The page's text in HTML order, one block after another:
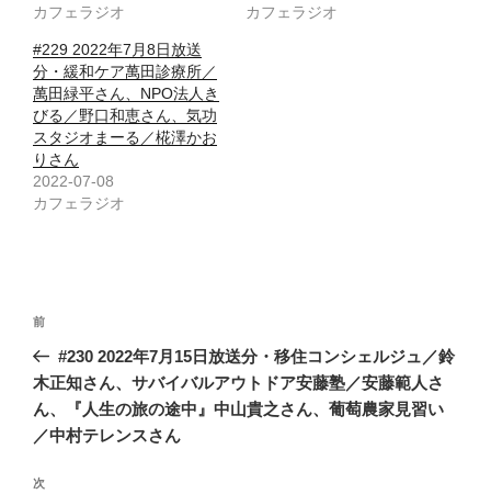
カフェラジオ
カフェラジオ
#229 2022年7月8日放送
分・緩和ケア萬田診療所／
萬田緑平さん、NPO法人き
びる／野口和恵さん、気功
スタジオまーる／椛澤かお
りさん
2022-07-08
カフェラジオ
投
ナ
ビ
ゲ
前
の
投
稿
前
#230 2022年7月15日放送分・移住コンシェルジュ／鈴
木正知さん、サバイバルアウトドア安藤塾／安藤範人さ
ん、『人生の旅の途中』中山貴之さん、葡萄農家見習い
／中村テレンスさん
次
次